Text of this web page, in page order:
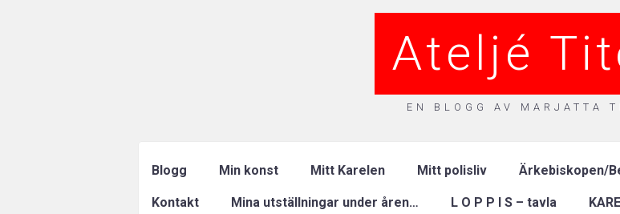
Ateljé
EN BLOGG AV MARJATTA
Blogg Min konst Mitt Karelen Mitt polisliv Ärkebiskopen/
Kontakt Mina utställningar under åren… L O P P I S – tavla